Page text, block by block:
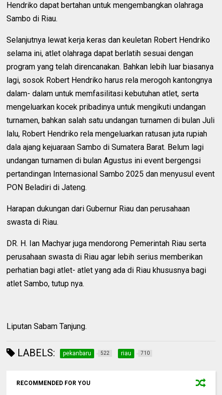
Hendriko dapat bertahan untuk mengembangkan olahraga
Sambo di Riau.
Selanjutnya lewat kerja keras dan keuletan Robert Hendriko
selama ini, atlet olahraga dapat berlatih sesuai dengan
program yang telah direncanakan. Bahkan lebih luar biasanya
lagi, sosok Robert Hendriko harus rela merogoh kantongnya
dalam- dalam untuk memfasilitasi kebutuhan atlet, serta
mengeluarkan kocek pribadinya untuk mengikuti undangan
turnamen, bahkan salah satu undangan turnamen di bulan Juli
lalu, Robert Hendriko rela mengeluarkan ratusan juta rupiah
dala ajang kejuaraan Sambo di Sumatera Barat. Belum lagi
undangan turnamen di bulan Agustus ini event bergengsi
pertandingan Internasional Sambo 2025 dan menyusul event
PON Beladiri di Jateng.
Harapan dukungan dari Gubernur Riau dan perusahaan
swasta di Riau.
DR. H. Ian Machyar juga mendorong Pemerintah Riau serta
perusahaan swasta di Riau agar lebih serius memberikan
perhatian bagi atlet- atlet yang ada di Riau khususnya bagi
atlet Sambo, tutup nya.
Liputan Sabam Tanjung.
LABELS: pekanbaru 522 riau 710
RECOMMENDED FOR YOU